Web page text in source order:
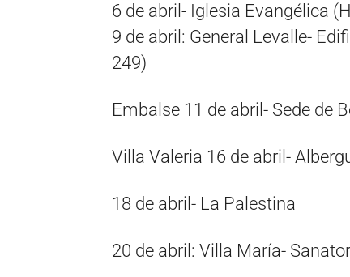
6 de abril- Iglesia Evangélica
9 de abril: General Levalle-
249)
Embalse 11 de abril- Sede de
Villa Valeria 16 de abril-
18 de abril- La Palestina
20 de abril: Villa María-